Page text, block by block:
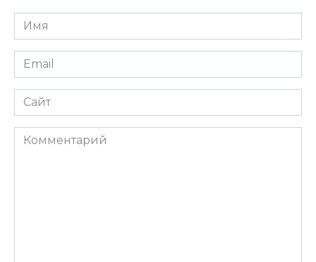
Имя
*
Email
*
Сайт
Комментарий